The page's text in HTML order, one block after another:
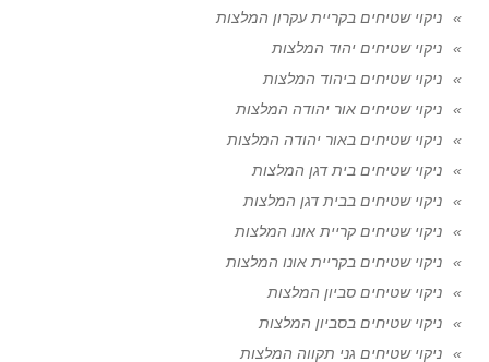
ניקוי שטיחים בקריית עקרון המלצות
ניקוי שטיחים יהוד המלצות
ניקוי שטיחים ביהוד המלצות
ניקוי שטיחים אור יהודה המלצות
ניקוי שטיחים באור יהודה המלצות
ניקוי שטיחים בית דגן המלצות
ניקוי שטיחים בבית דגן המלצות
ניקוי שטיחים קריית אונו המלצות
ניקוי שטיחים בקריית אונו המלצות
ניקוי שטיחים סביון המלצות
ניקוי שטיחים בסביון המלצות
ניקוי שטיחים גני תקווה המלצות